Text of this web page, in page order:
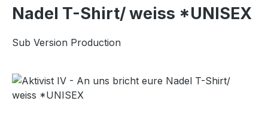
Nadel T-Shirt/ weiss *UNISEX
Sub Version Production
Bildergalerie überspringen